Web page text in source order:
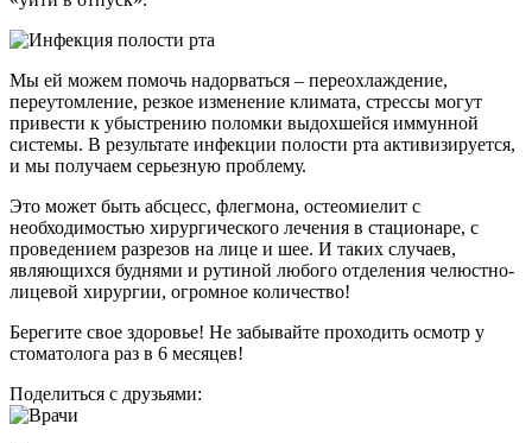
Мы ей можем помочь надорваться – переохлаждение,
переутомление, резкое изменение климата, стрессы могут
привести к убыстрению поломки выдохшейся иммунной
системы. В результате инфекции полости рта активизируется,
и мы получаем серьезную проблему.
Это может быть абсцесс, флегмона, остеомиелит с
необходимостью хирургического лечения в стационаре, с
проведением разрезов на лице и шее. И таких случаев,
являющихся буднями и рутиной любого отделения челюстно-
лицевой хирургии, огромное количество!
Берегите свое здоровье! Не забывайте проходить осмотр у
стоматолога раз в 6 месяцев!
Поделиться с друзьями: